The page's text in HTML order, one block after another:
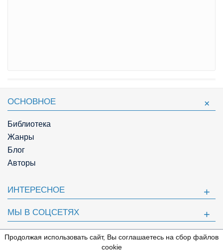
⇩
ОСНОВНОЕ
Библиотека
Жанры
Блог
Авторы
ИНТЕРЕСНОЕ
МЫ В СОЦСЕТЯХ
ПОЛЕЗНОЕ
Продолжая использовать сайт, Вы соглашаетесь на сбор файлов
cookie